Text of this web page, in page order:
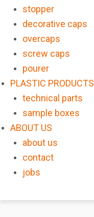
stopper
decorative caps
overcaps
screw caps
pourer
PLASTIC PRODUCTS
technical parts
sample boxes
ABOUT US
about us
contact
jobs